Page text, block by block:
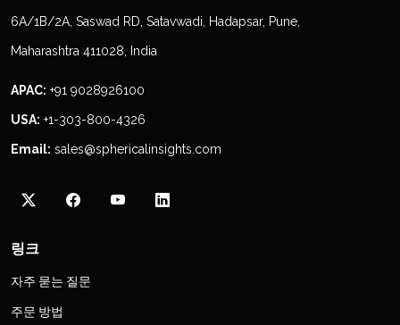
6A/1B/2A, Saswad RD, Satavwadi, Hadapsar, Pune,
Maharashtra 411028, India
APAC: +91 9028926100
USA: +1-303-800-4326
Email: sales@sphericalinsights.com
링크
자주 묻는 질문
주문 방법